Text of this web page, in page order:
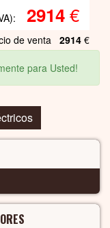
2914€
de venta 2914 €
para Usted!